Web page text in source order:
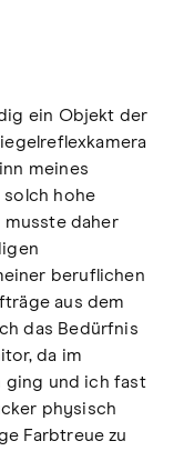
ein Objekt der
meines
hohe
daher
beruflichen
aus dem
das Bedürfnis
da im
ging und ich fast
physisch
Farbtreue zu